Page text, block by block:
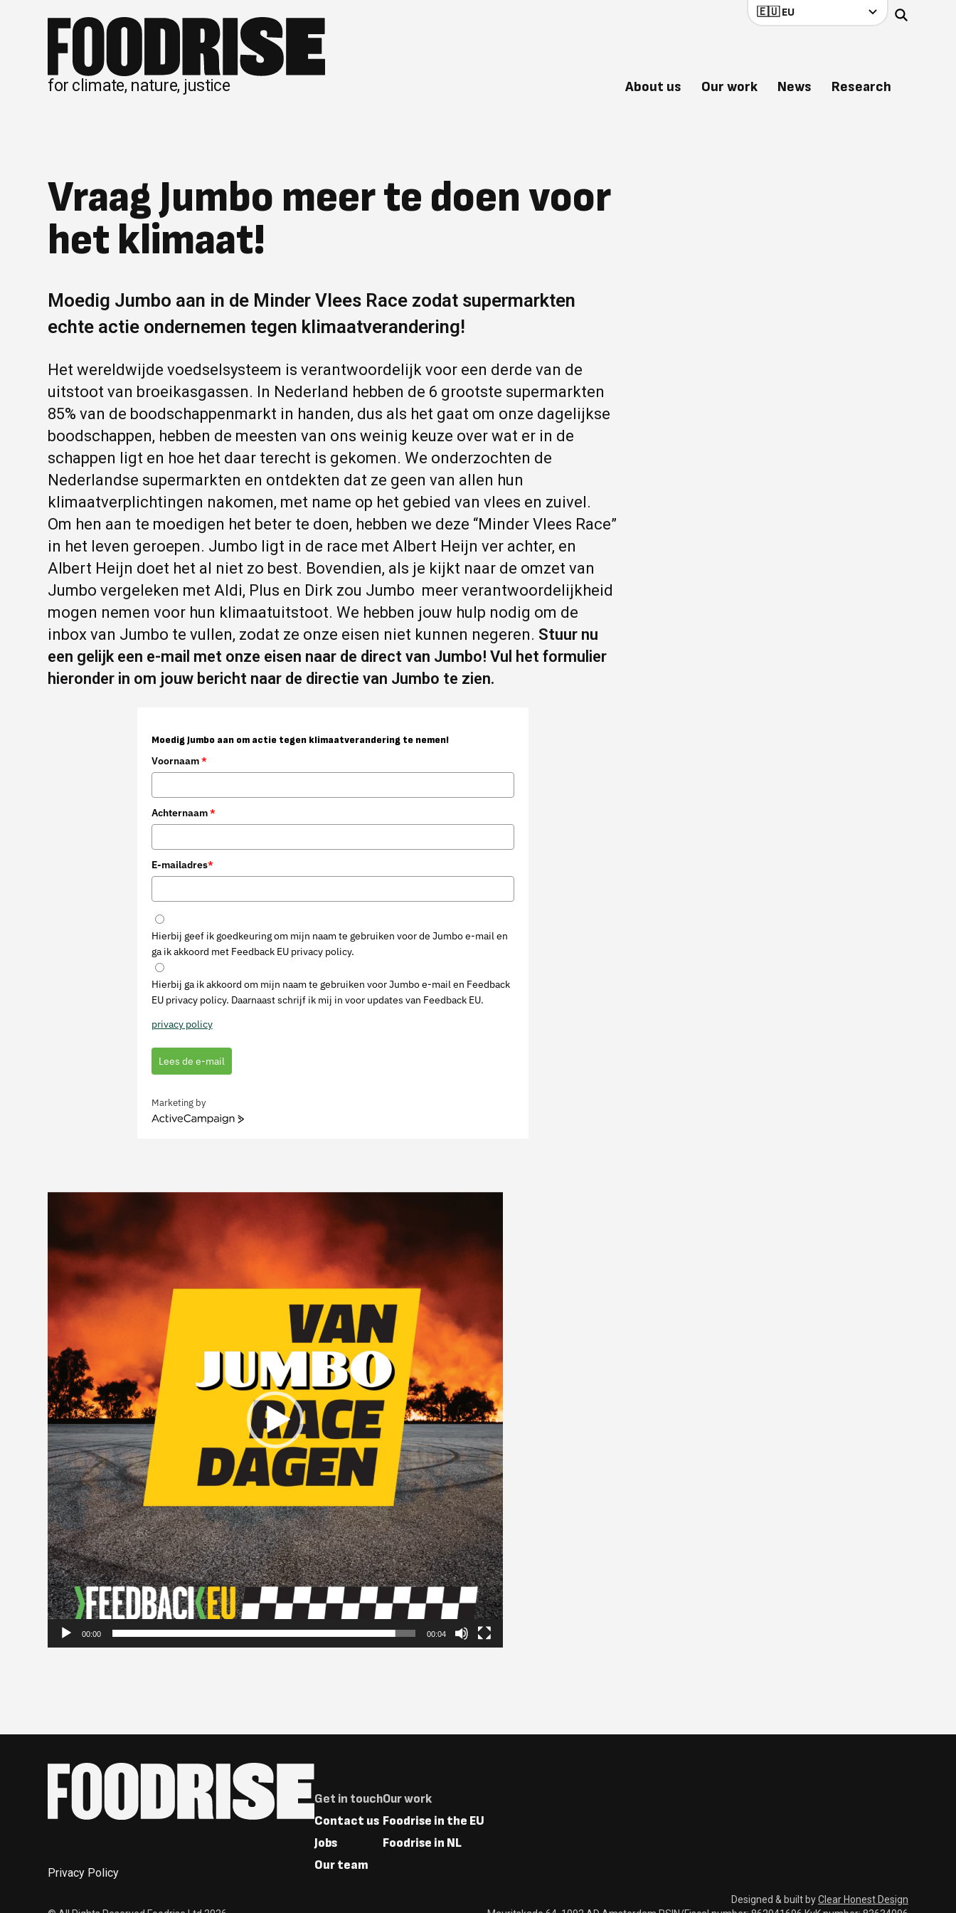
for climate, nature, justice About us Our work News Research
Vraag Jumbo meer te doen voor
het klimaat!
Moedig Jumbo aan in de Minder Vlees Race zodat supermarkten
echte actie ondernemen tegen klimaatverandering!
Het wereldwijde voedselsysteem is verantwoordelijk voor een derde van de
uitstoot van broeikasgassen. In Nederland hebben de 6 grootste supermarkten
85% van de boodschappenmarkt in handen, dus als het gaat om onze dagelijkse
boodschappen, hebben de meesten van ons weinig keuze over wat er in de
schappen ligt en hoe het daar terecht is gekomen. We onderzochten de
Nederlandse supermarkten en ontdekten dat ze geen van allen hun
klimaatverplichtingen nakomen, met name op het gebied van vlees en zuivel.
Om hen aan te moedigen het beter te doen, hebben we deze “Minder Vlees Race”
in het leven geroepen. Jumbo ligt in de race met Albert Heijn ver achter, en
Albert Heijn doet het al niet zo best. Bovendien, als je kijkt naar de omzet van
Jumbo vergeleken met Aldi, Plus en Dirk zou Jumbo meer verantwoordelijkheid
mogen nemen voor hun klimaatuitstoot. We hebben jouw hulp nodig om de
inbox van Jumbo te vullen, zodat ze onze eisen niet kunnen negeren. Stuur nu
een gelijk een e-mail met onze eisen naar de direct van Jumbo! Vul het formulier
hieronder in om jouw bericht naar de directie van Jumbo te zien.
Moedig Jumbo aan om actie tegen klimaatverandering te nemen!
Voornaam*
Achternaam*
E-mailadres*
Hierbij geef ik goedkeuring om mijn naam te gebruiken voor de Jumbo e-mail en
ga ik akkoord met Feedback EU privacy policy.
Hierbij ga ik akkoord om mijn naam te gebruiken voor Jumbo e-mail en Feedback
EU privacy policy. Daarnaast schrijf ik mij in voor updates van Feedback EU.
privacy policy
Lees de e-mail
Marketing by
ActiveCampaign
00:00 00:04
Privacy Policy
Footer
Menus
Get in touch
Contact us
Jobs
Our team
Our work
Foodrise in the EU
Foodrise in NL
Designed & built byClear Honest Design